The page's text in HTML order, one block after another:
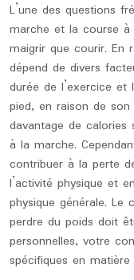
L’une des questions
marche et la course
maigrir que courir. En
dépend de divers
durée de l’exercice et
pied, en raison de
davantage de
à la marche.
contribuer à la perte
l’activité physique et
physique générale.
perdre du poids doit
personnelles, votre
spécifiques en